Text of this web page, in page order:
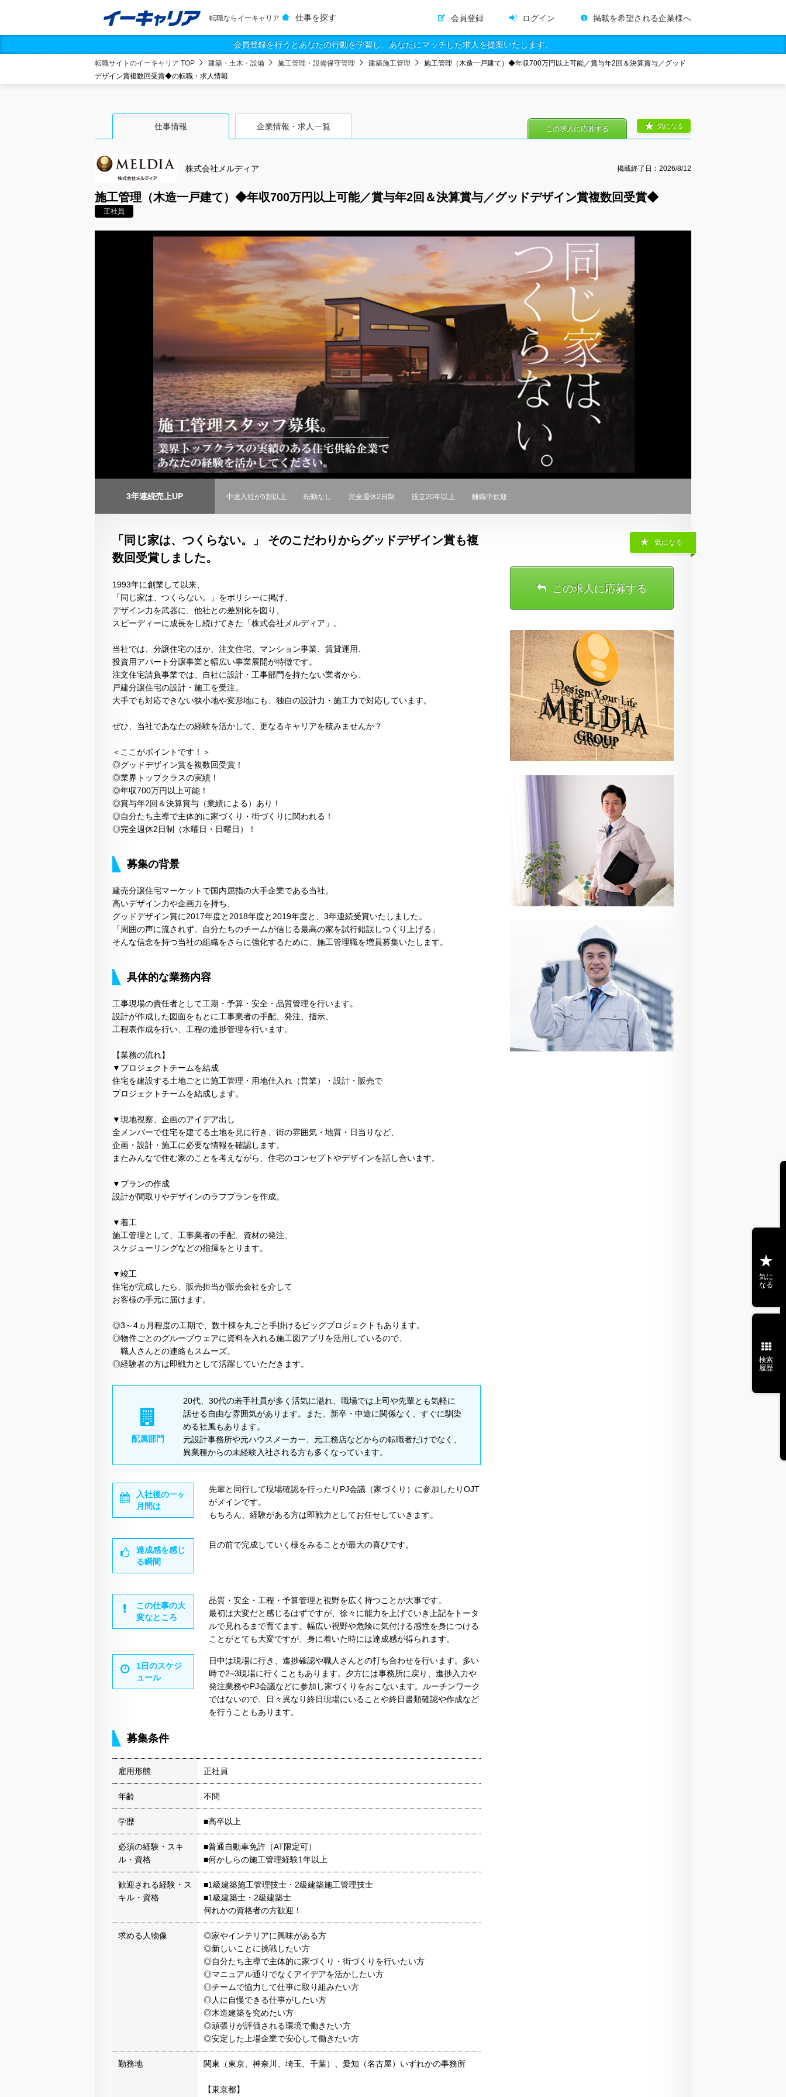
転職ならイーキャリア 仕事を探す 会員登録 ログイン 掲載を希望される企業様へ
会員登録を行うとあなたの行動を学習し、あなたにマッチした求人を提案いたします。
転職サイトのイーキャリア TOP 建築・土木・設備 施工管理・設備保守管理 建築施工管理
施工管理（木造一戸建て）◆年収700万円以上可能／賞与年2回＆決算賞与／グッド
デザイン賞複数回受賞◆の転職・求人情報
仕事情報 企業情報・求人一覧
株式会社メルディア 掲載終了日： 2026/8/12
施工管理（木造一戸建て）◆年収700万円以上可能／賞与年2回＆決算賞与／グッドデザイン賞複数回受賞◆
正社員
気になる
この求人に応募する
3年連続売上UP 中途入社が5割以上 転勤なし 完全週休2日制 設立20年以上 離職中歓迎
「同じ家は、つくらない。」 そのこだわりからグッドデザイン賞も複
数回受賞しました。
1993年に創業して以来、
「同じ家は、つくらない。」をポリシーに掲げ、
デザイン力を武器に、他社との差別化を図り、
スピーディーに成長をし続けてきた「株式会社メルディア」。
当社では、分譲住宅のほか、注文住宅、マンション事業、賃貸運用、
投資用アパート分譲事業と幅広い事業展開が特徴です。
注文住宅請負事業では、自社に設計・工事部門を持たない業者から、
戸建分譲住宅の設計・施工を受注。
大手でも対応できない狭小地や変形地にも、独自の設計力・施工力で対応しています。
ぜひ、当社であなたの経験を活かして、更なるキャリアを積みませんか？
＜ここがポイントです！＞
◎グッドデザイン賞を複数回受賞！
◎業界トップクラスの実績！
◎年収700万円以上可能！
◎賞与年2回＆決算賞与（業績による）あり！
◎自分たち主導で主体的に家づくり・街づくりに関われる！
◎完全週休2日制（水曜日・日曜日）！
募集の背景
建売分譲住宅マーケットで国内屈指の大手企業である当社。
高いデザイン力や企画力を持ち、
グッドデザイン賞に2017年度と2018年度と2019年度と、3年連続受賞いたしました。
「周囲の声に流されず、自分たちのチームが信じる最高の家を試行錯誤しつくり上げる」
そんな信念を持つ当社の組織をさらに強化するために、施工管理職を増員募集いたします。
具体的な業務内容
工事現場の責任者として工期・予算・安全・品質管理を行います。
設計が作成した図面をもとに工事業者の手配、発注、指示、
工程表作成を行い、工程の進捗管理を行います。
【業務の流れ】
▼プロジェクトチームを結成
住宅を建設する土地ごとに施工管理・用地仕入れ（営業）・設計・販売で
プロジェクトチームを結成します。
▼現地視察、企画のアイデア出し
全メンバーで住宅を建てる土地を見に行き、街の雰囲気・地質・日当りなど、
企画・設計・施工に必要な情報を確認します。
またみんなで住む家のことを考えながら、住宅のコンセプトやデザインを話し合います。
▼プランの作成
設計が間取りやデザインのラフプランを作成。
▼着工
施工管理として、工事業者の手配、資材の発注、
スケジューリングなどの指揮をとります。
▼竣工
住宅が完成したら、販売担当が販売会社を介して
お客様の手元に届けます。
◎3～4ヵ月程度の工期で、数十棟を丸ごと手掛けるビッグプロジェクトもあります。
◎物件ごとのグループウェアに資料を入れる施工図アプリを活用しているので、
職人さんとの連絡もスムーズ。
◎経験者の方は即戦力として活躍していただきます。
配属部門
20代、30代の若手社員が多く活気に溢れ、職場では上司や先輩とも気軽に
話せる自由な雰囲気があります。また、新卒・中途に関係なく、すぐに馴染
める社風もあります。
元設計事務所や元ハウスメーカー、元工務店などからの転職者だけでなく、
異業種からの未経験入社される方も多くなっています。
入社後の一ヶ
月間は
先輩と同行して現場確認を行ったりPJ会議（家づくり）に参加したりOJT
がメインです。
もちろん、経験がある方は即戦力としてお任せしていきます。
達成感を感じ
る瞬間
目の前で完成していく様をみることが最大の喜びです。
この仕事の大
変なところ
品質・安全・工程・予算管理と視野を広く持つことが大事です。
最初は大変だと感じるはずですが、徐々に能力を上げていき上記をトータ
ルで見れるまで育てます。幅広い視野や危険に気付ける感性を身につける
ことがとても大変ですが、身に着いた時には達成感が得られます。
1日のスケジ
ュール
日中は現場に行き、進捗確認や職人さんとの打ち合わせを行います。多い
時で2~3現場に行くこともあります。夕方には事務所に戻り、進捗入力や
発注業務やPJ会議などに参加し家づくりをおこないます。ルーチンワーク
ではないので、日々異なり終日現場にいることや終日書類確認や作成など
を行うこともあります。
募集条件
雇用形態 正社員
年齢 不問
学歴 ■高卒以上
必須の経験・スキ
ル・資格
■普通自動車免許（AT限定可）
■何かしらの施工管理経験1年以上
歓迎される経験・ス
キル・資格
■1級建築施工管理技士・2級建築施工管理技士
■1級建築士・2級建築士
何れかの資格者の方歓迎！
求める人物像
◎家やインテリアに興味がある方
◎新しいことに挑戦したい方
◎自分たち主導で主体的に家づくり・街づくりを行いたい方
◎マニュアル通りでなくアイデアを活かしたい方
◎チームで協力して仕事に取り組みたい方
◎人に自慢できる仕事がしたい方
◎木造建築を究めたい方
◎頑張りが評価される環境で働きたい方
◎安定した上場企業で安心して働きたい方
勤務地 関東（東京、神奈川、埼玉、千葉）、愛知（名古屋）いずれかの事務所
【東京都】
気になる
この求人に応募する
気に
なる
検索
履歴